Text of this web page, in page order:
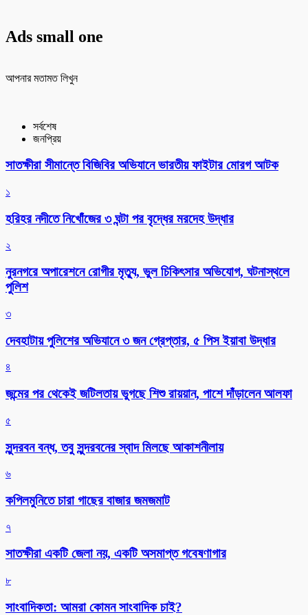
Ads small one
আপনার মতামত লিখুন
সর্বশেষ
জনপ্রিয়
সাতক্ষীরা সীমান্তে বিজিবির অভিযানে ভারতীয় ফাইটার মোরগ আটক
১
হরিহর নদীতে নিখোঁজের ৩ ঘন্টা পর বৃদ্ধের মরদেহ উদ্ধার
২
নুরনগরে অপারেশনে রোগীর মৃত্যু, ভুল চিকিৎসার অভিযোগ, ঘটনাস্থলে
পুলিশ
৩
দেবহাটায় পুলিশের অভিযানে ৩ জন গ্রেপ্তার, ৫ পিস ইয়াবা উদ্ধার
৪
জন্মের পর থেকেই জটিলতায় ভুগছে শিশু রায়য়ান, পাশে দাঁড়ালেন আলফা
৫
সুন্দরবন বন্ধ, তবু সুন্দরবনের স্বাদ মিলছে আকাশনীলায়
৬
কপিলমুনিতে চারা গাছের বাজার জমজমাট
৭
সাতক্ষীরা একটি জেলা নয়, একটি অসমাপ্ত গবেষণাগার
৮
সাংবাদিকতা: আমরা কোমন সাংবাদিক চাই?